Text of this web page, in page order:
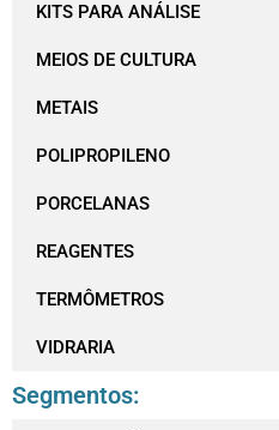
KITS PARA ANÁLISE
MEIOS DE CULTURA
METAIS
POLIPROPILENO
PORCELANAS
REAGENTES
TERMÔMETROS
VIDRARIA
Segmentos: